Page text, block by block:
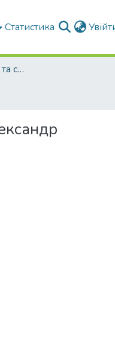
Статистика
"Alma Mater" - історія та сьогодення Університету